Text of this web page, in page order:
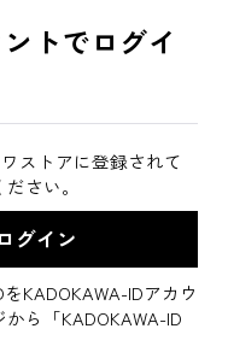
トでログイ
ストアに登録されて
さい。
KADOKAWA-IDアカウ
ら「KADOKAWA-ID